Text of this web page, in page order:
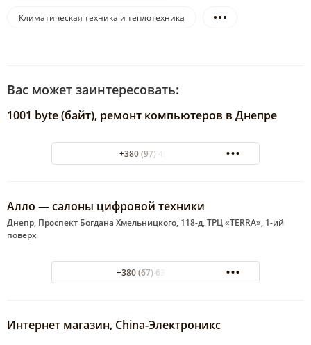
Климатическая техника и теплотехника
Вас может заинтересовать:
1001 byte (байт), ремонт компьютеров в Днепре
+380 (97) 4969064
Алло — салоны цифровой техники
Днепр, Проспект Богдана Хмельницкого, 118-д, ТРЦ «TERRA», 1-ий
поверх
+380 (67) 637-03-66
Интернет магазин, China-Электроникс